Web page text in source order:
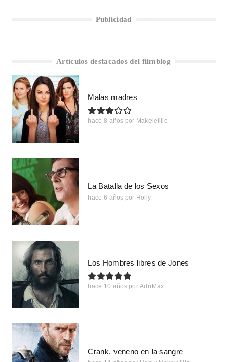
Publicidad
Artículos destacados del filmblog
Malas madres
hace 8 años por Makelelillo
La Batalla de los Sexos
hace 6 años por Holly
Los Hombres libres de Jones
hace 10 años por AdriMax
Crank, veneno en la sangre